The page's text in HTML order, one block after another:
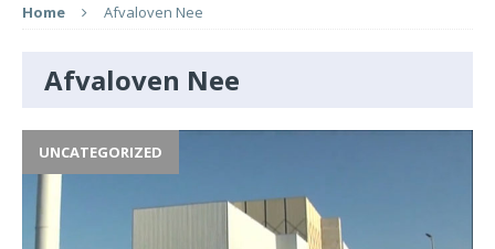
Home Afvaloven Nee
Afvaloven Nee
UNCATEGORIZED